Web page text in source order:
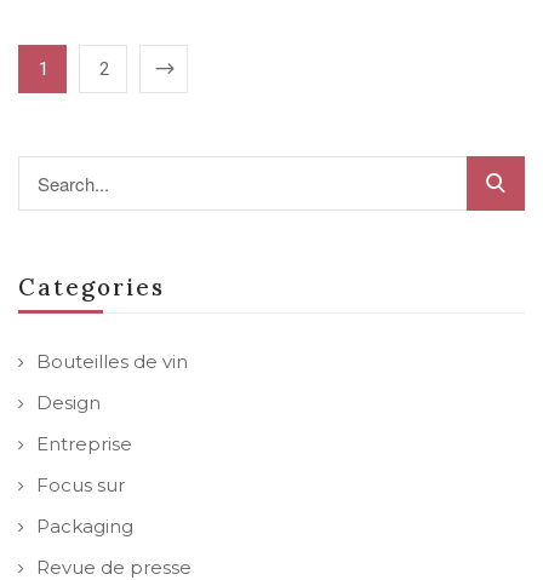
Categories
Bouteilles de vin
Design
Entreprise
Focus sur
Packaging
Revue de presse
1 2